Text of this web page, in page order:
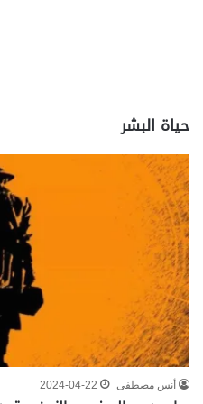
حياة البشر
أنس مصطفى 2024-04-22